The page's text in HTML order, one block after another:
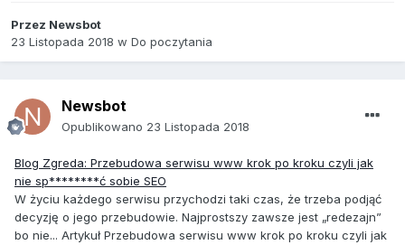
Przez Newsbot
23 Listopada 2018 w Do poczytania
Newsbot
Opublikowano 23 Listopada 2018
Blog Zgreda: Przebudowa serwisu www krok po kroku czyli jak
nie sp********ć sobie SEO
W życiu każdego serwisu przychodzi taki czas, że trzeba podjąć
decyzję o jego przebudowie. Najprostszy zawsze jest „redezajn”
bo nie... Artykuł Przebudowa serwisu www krok po kroku czyli jak